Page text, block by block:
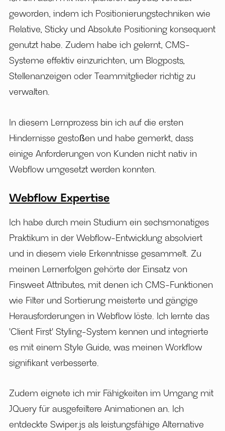
geworden, indem ich Positionierungstechniken wie
Relative, Sticky und Absolute Positioning konsequent
genutzt habe. Zudem habe ich gelernt, CMS-
Systeme effektiv einzurichten, um Blogposts,
Stellenanzeigen oder Teammitglieder richtig zu
verwalten.
In diesem Lernprozess bin ich auf die ersten
Hindernisse gestoßen und habe gemerkt, dass
einige Anforderungen von Kunden nicht nativ in
Webflow umgesetzt werden konnten.
Webflow Expertise
Ich habe durch mein Studium ein sechsmonatiges
Praktikum in der Webflow-Entwicklung absolviert
und in diesem viele Erkenntnisse gesammelt. Zu
meinen Lernerfolgen gehörte der Einsatz von
Finsweet Attributes, mit denen ich CMS-Funktionen
wie Filter und Sortierung meisterte und gängige
Herausforderungen in Webflow löste. Ich lernte das
'Client First' Styling-System kennen und integrierte
es mit einem Style Guide, was meinen Workflow
signifikant verbesserte.
Zudem eignete ich mir Fähigkeiten im Umgang mit
JQuery für ausgefeiltere Animationen an. Ich
entdeckte Swiper.js als leistungsfähige Alternative